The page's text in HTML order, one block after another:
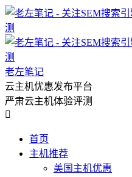
老左笔记
云主机优惠发布平台
严肃云主机体验评测

首页
主机推荐
美国主机优惠